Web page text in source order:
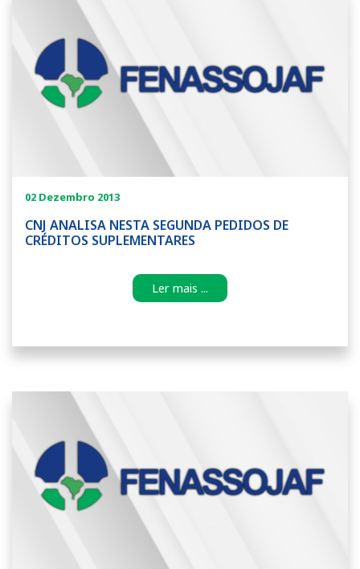
CNJ ANALISA NESTA SEGUNDA PEDIDOS DE
CRÉDITOS SUPLEMENTARES
02 Dezembro 2013
Ler mais ...